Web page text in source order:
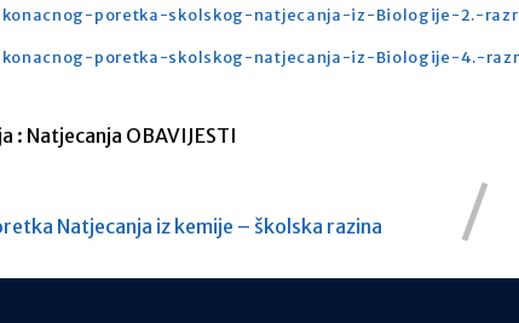
poretka-skolskog-natjecanja-iz-Biologije-2.-
poretka-skolskog-natjecanja-iz-Biologije-4.-
: Natjecanja OBAVIJESTI
Natjecanja iz kemije – školska razina